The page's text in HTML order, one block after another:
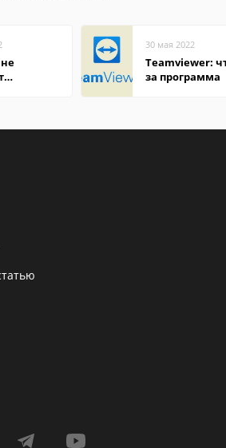
30 мая 2022
Teamviewer:
за программа